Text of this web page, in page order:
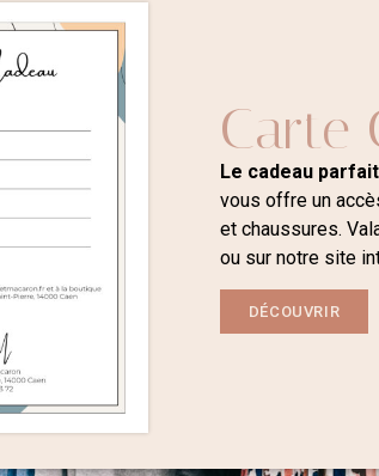
Carte
Le cadeau
vous offre un
et chaussures.
ou sur notre site
DÉCOUVRIR